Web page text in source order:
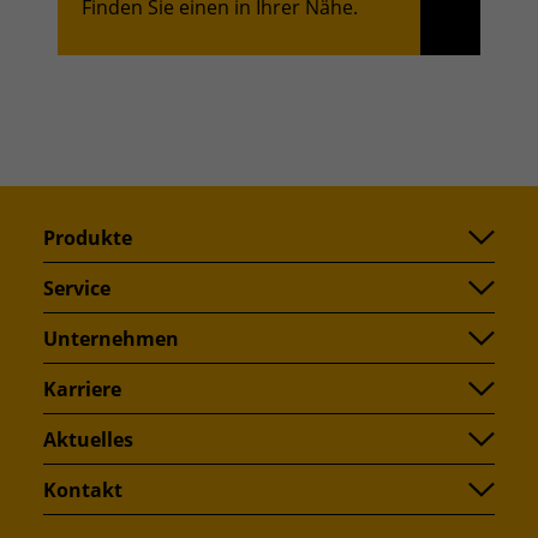
Finden Sie einen in Ihrer Nähe.
Produkte
Service
Unternehmen
Karriere
Aktuelles
Kontakt